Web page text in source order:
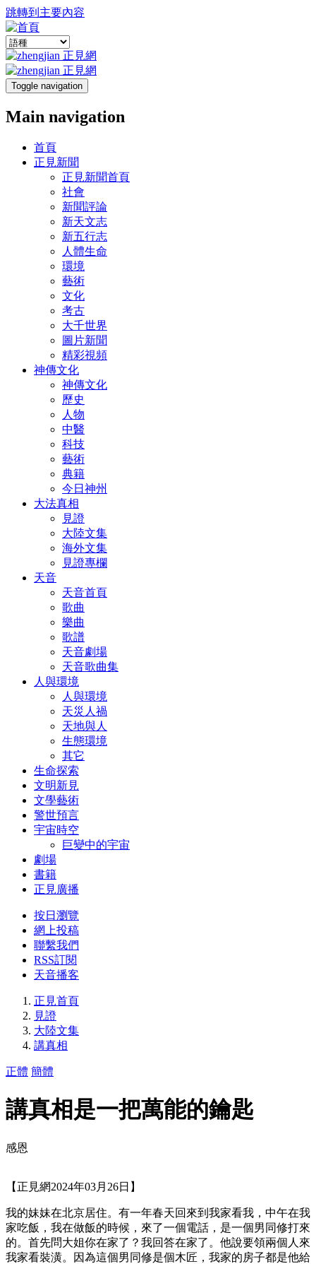
跳轉到主要內容
Toggle navigation
Main navigation
首頁
正見新聞
正見新聞首頁
社會
新聞評論
新天文志
新五行志
人體生命
環境
藝術
文化
考古
大千世界
圖片新聞
精彩視頻
神傳文化
神傳文化
歷史
人物
中醫
科技
藝術
典籍
今日神州
大法真相
見證
大陸文集
海外文集
見證專欄
天音
天音首頁
歌曲
樂曲
歌譜
天音劇場
天音歌曲集
人與環境
人與環境
天災人禍
天地與人
生態環境
其它
生命探索
文明新見
文學藝術
警世預言
宇宙時空
巨變中的宇宙
劇場
書籍
正見廣播
按日瀏覽
網上投稿
聯繫我們
RSS訂閱
天音播客
正見首頁
見證
大陸文集
講真相
正體 簡體
講真相是一把萬能的鑰匙
感恩
【正見網2024年03月26日】
我的妹妹在北京居住。有一年春天回來到我家看我，中午在我
家吃飯，我在做飯的時候，來了一個電話，是一個男同修打來
的。首先問大姐你在家了？我回答在家了。他說要領兩個人來
我家看裝潢。因為這個男同修是個木匠，我家的房子都是他給